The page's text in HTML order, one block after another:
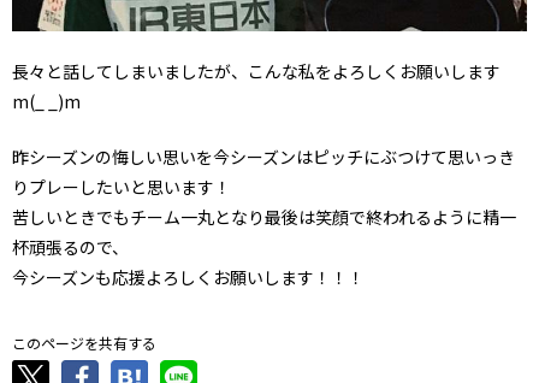
長々と話してしまいましたが、こんな私をよろしくお願いします
m(_ _)m
昨シーズンの悔しい思いを今シーズンはピッチにぶつけて思いっき
りプレーしたいと思います！
苦しいときでもチーム一丸となり最後は笑顔で終われるように精一
杯頑張るので、
今シーズンも応援よろしくお願いします！！！
このページを共有する